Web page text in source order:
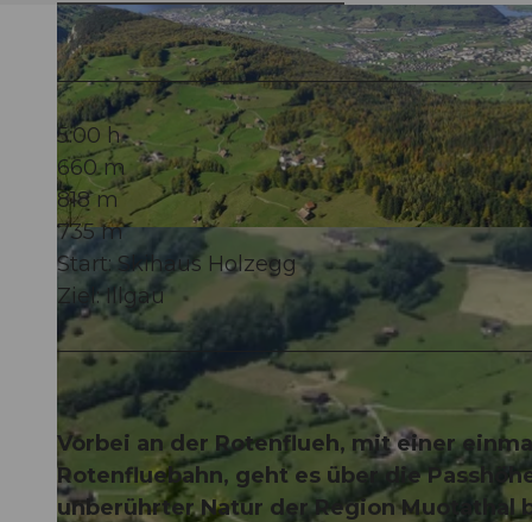
© Stoos-Muotatal Tourismus, Stoos-Muotatal Tourismus
5:00 h
660 m
818 m
735 m
Start: Skihaus Holzegg
Ziel: Illgau
Vorbei an der Rotenflueh, mit einer
Rotenfluebahn, geht es über die
unberührter Natur der Region Muotathal